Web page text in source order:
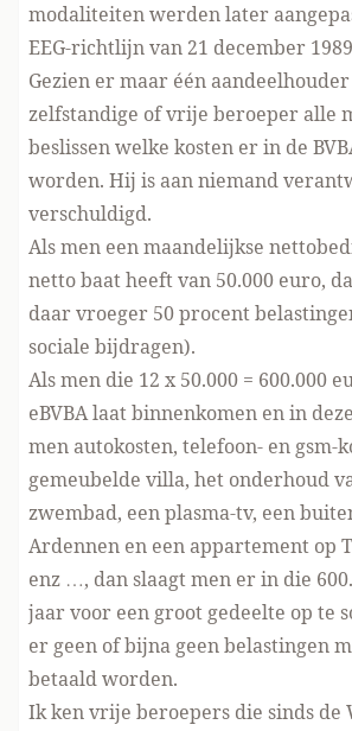
modaliteiten werden later
EEG-richtlijn van 21 december
Gezien er maar één
zelfstandige of vrije beroeper alle
beslissen welke kosten er in de
worden. Hij is aan niemand
verschuldigd.
Als men een maandelijkse
netto baat heeft van 50.000 euro,
daar vroeger 50 procent
sociale bijdragen).
Als men die 12 x 50.000 = 600.000
eBVBA laat binnenkomen en in
men autokosten, telefoon- en gsm-
gemeubelde villa, het onderhoud
zwembad, een plasma-tv, een
Ardennen en een appartement op
enz …, dan slaagt men er in die
jaar voor een groot gedeelte op te
er geen of bijna geen belastingen
betaald worden.
Ik ken vrije beroepers die sinds de